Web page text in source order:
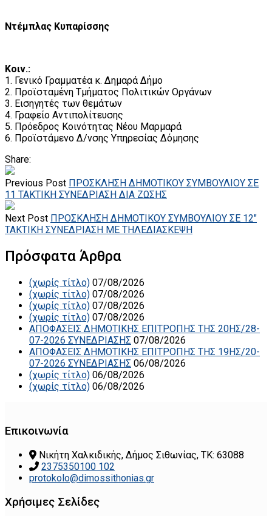
Ντέμπλας Κυπαρίσσης
Κοιν.:
1. Γενικό Γραμματέα κ. Δημαρά Δήμο
2. Προϊσταμένη Τμήματος Πολιτικών Οργάνων
3. Εισηγητές των θεμάτων
4. Γραφείο Αντιπολίτευσης
5. Πρόεδρος Κοινότητας Νέου Μαρμαρά
6. Προϊστάμενο Δ/νσης Υπηρεσίας Δόμησης
Share:
Previous Post ΠΡΟΣΚΛΗΣΗ ΔΗΜΟΤΙΚΟΥ ΣΥΜΒΟΥΛΙΟΥ ΣΕ
11 ΤΑΚΤΙΚΗ ΣΥΝΕΔΡΙΑΣΗ ΔΙΑ ΖΩΣΗΣ
Next Post ΠΡΟΣΚΛΗΣΗ ΔΗΜΟΤΙΚΟΥ ΣΥΜΒΟΥΛΙΟΥ ΣΕ 12″
ΤΑΚΤΙΚΗ ΣΥΝΕΔΡΙΑΣΗ ΜΕ ΤΗΛΕΔΙΑΣΚΕΨΗ
Πρόσφατα Άρθρα
(χωρίς τίτλο) 07/08/2026
(χωρίς τίτλο) 07/08/2026
(χωρίς τίτλο) 07/08/2026
(χωρίς τίτλο) 07/08/2026
ΑΠΟΦΑΣΕΙΣ ΔΗΜΟΤΙΚΗΣ ΕΠΙΤΡΟΠΗΣ ΤΗΣ 20ΗΣ/28-
07-2026 ΣΥΝΕΔΡΙΑΣΗΣ 07/08/2026
ΑΠΟΦΑΣΕΙΣ ΔΗΜΟΤΙΚΗΣ ΕΠΙΤΡΟΠΗΣ ΤΗΣ 19ΗΣ/20-
07-2026 ΣΥΝΕΔΡΙΑΣΗΣ 06/08/2026
(χωρίς τίτλο) 06/08/2026
(χωρίς τίτλο) 06/08/2026
Επικοινωνία
Νικήτη Χαλκιδικής, Δήμος Σιθωνίας, ΤΚ: 63088
2375350100 102
protokolo@dimossithonias.gr
Χρήσιμες Σελίδες